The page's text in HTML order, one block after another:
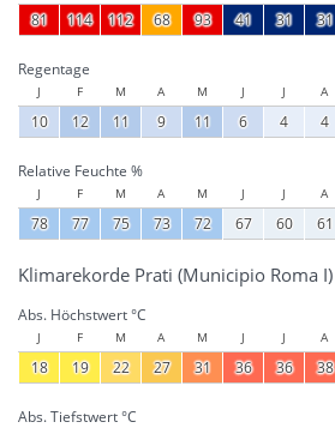
81 114 112 68 93 41 31 31
Regentage
J F M A M J J A
10 12 11 9 11 6 4 4
Relative Feuchte %
J F M A M J J A
78 77 75 73 72 67 60 61
Klimarekorde Prati (Municipio Roma I)
Abs. Höchstwert °C
J F M A M J J A
18 19 22 27 31 36 36 38
Abs. Tiefstwert °C